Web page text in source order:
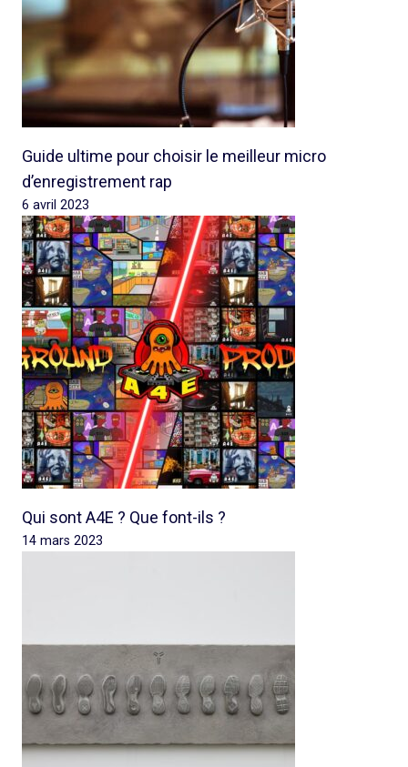
Guide ultime pour choisir le meilleur micro
d’enregistrement rap
6 avril 2023
Qui sont A4E ? Que font-ils ?
14 mars 2023